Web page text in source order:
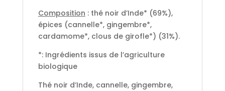
Composition : thé noir d’Inde* (69%),
épices (cannelle*, gingembre*,
cardamome*, clous de girofle*) (31%).
*: Ingrédients issus de l’agriculture
biologique
Thé noir d’Inde, cannelle, gingembre,